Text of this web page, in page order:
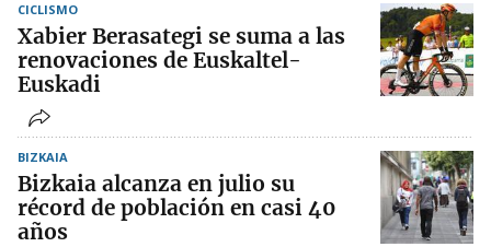
CICLISMO
Xabier Berasategi se suma a las
renovaciones de Euskaltel-
Euskadi
BIZKAIA
Bizkaia alcanza en julio su
récord de población en casi 40
años